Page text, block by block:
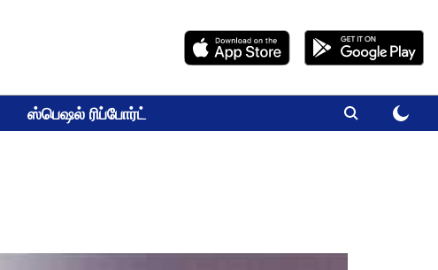
ஸ்பெஷல் ரிப்போர்ட்